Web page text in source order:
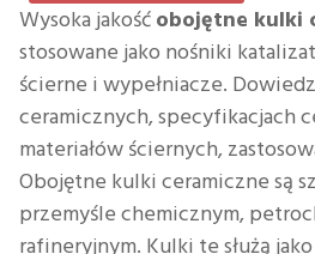
Wysoka jakośćobojętne kulki
stosowane jako nośniki
ścierne i wypełniacze.
ceramicznych, specyfikacjach
materiałów ściernych,
Obojętne kulki ceramiczne są
przemyśle chemicznym,
rafineryjnym. Kulki te służą